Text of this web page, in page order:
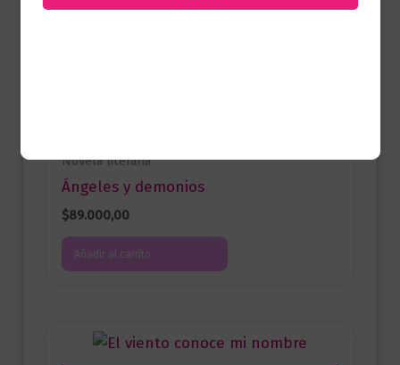
Novela literaria
Ángeles y demonios
$89.000,00
Añadir al carrito